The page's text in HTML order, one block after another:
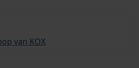
van KOX